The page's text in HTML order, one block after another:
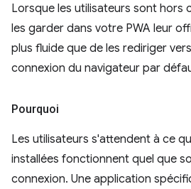
Lorsque les utilisateurs sont hors
les garder dans votre PWA leur
plus fluide que de les rediriger
connexion du navigateur par
Pourquoi
Les utilisateurs s'attendent à ce
installées fonctionnent quel que
connexion. Une application